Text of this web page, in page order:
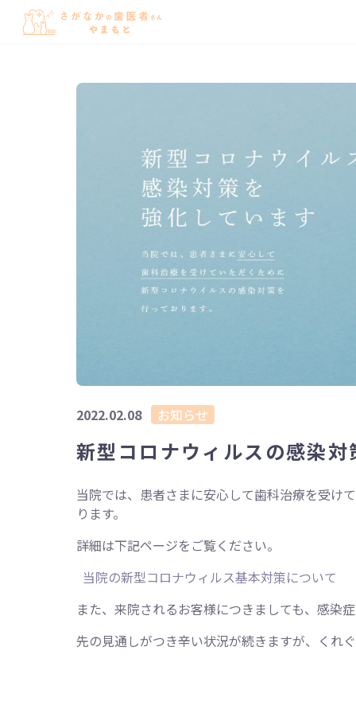
2022.02.08 お知らせ
新型コロナウィルスの感染
当院では、患者さまに安心して歯科治療を受け
ります。
詳細は下記ページをご覧ください。
当院の新型コロナウィルス基本対策について
また、来院されるお客様につきましても、感染
先の見通しがつき辛い状況が続きますが、くれ